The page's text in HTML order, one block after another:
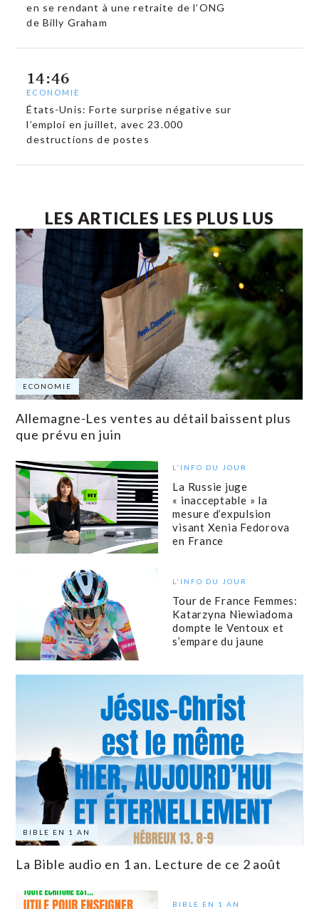
en se rendant à une retraite de l’ONG
de Billy Graham
14:46
ECONOMIE
États-Unis: Forte surprise négative sur
l’emploi en juillet, avec 23.000
destructions de postes
LES ARTICLES LES PLUS LUS
ECONOMIE
Allemagne-Les ventes au détail baissent plus
que prévu en juin
L'INFO DU JOUR
La Russie juge
« inacceptable » la
mesure d’expulsion
visant Xenia Fedorova
en France
L'INFO DU JOUR
Tour de France Femmes:
Katarzyna Niewiadoma
dompte le Ventoux et
s’empare du jaune
BIBLE EN 1 AN
La Bible audio en 1 an. Lecture de ce 2 août
BIBLE EN 1 AN